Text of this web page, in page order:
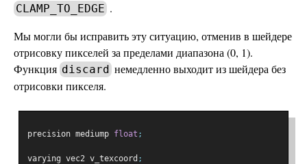
CLAMP_TO_EDGE .
Мы могли бы исправить эту ситуацию, отменив в шейдере
отрисовку пикселей за пределами диапазона (0, 1).
Функция discard немедленно выходит из шейдера без
отрисовки пикселя.
precision mediump float ;
varying vec2 v_texcoord ;